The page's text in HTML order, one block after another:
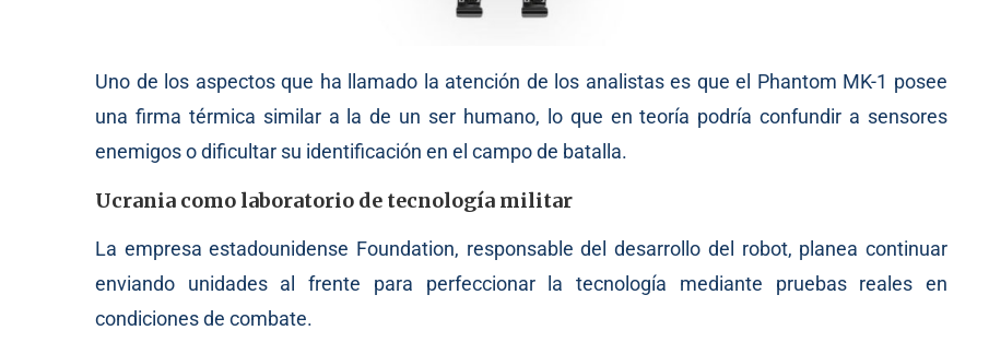
Uno de los aspectos que ha llamado la atención de los analistas es que el Phantom MK-1 posee
una firma térmica similar a la de un ser humano, lo que en teoría podría confundir a sensores
enemigos o dificultar su identificación en el campo de batalla.
Ucrania como laboratorio de tecnología militar
La empresa estadounidense Foundation, responsable del desarrollo del robot, planea continuar
enviando unidades al frente para perfeccionar la tecnología mediante pruebas reales en
condiciones de combate.